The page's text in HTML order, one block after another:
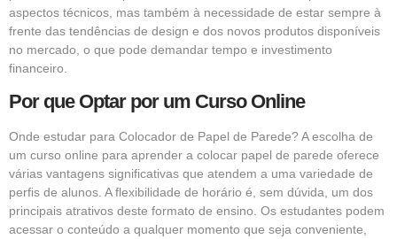
aspectos técnicos, mas também à necessidade de estar sempre à
frente das tendências de design e dos novos produtos disponíveis
no mercado, o que pode demandar tempo e investimento
financeiro.
Por que Optar por um Curso Online
Onde estudar para Colocador de Papel de Parede? A escolha de
um curso online para aprender a colocar papel de parede oferece
várias vantagens significativas que atendem a uma variedade de
perfis de alunos. A flexibilidade de horário é, sem dúvida, um dos
principais atrativos deste formato de ensino. Os estudantes podem
acessar o conteúdo a qualquer momento que seja conveniente,